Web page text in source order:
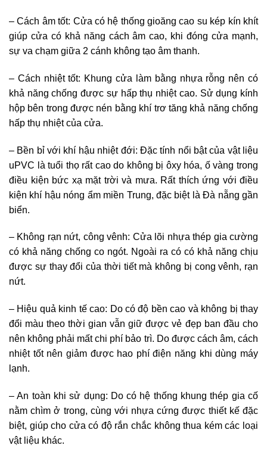
– Cách âm tốt: Cửa có hệ thống gioăng cao su kép kín khít
giúp cửa có khả năng cách âm cao, khi đóng cửa mạnh,
sự va chạm giữa 2 cánh không tạo âm thanh.
– Cách nhiệt tốt: Khung cửa làm bằng nhựa rỗng nên có
khả năng chống được sự hấp thụ nhiệt cao. Sử dụng kính
hộp bên trong được nén bằng khí trơ tăng khả năng chống
hấp thụ nhiệt của cửa.
– Bền bỉ với khí hậu nhiệt đới: Đặc tính nổi bật của vật liệu
uPVC là tuổi thọ rất cao do không bị ôxy hóa, ố vàng trong
điều kiện bức xạ mặt trời và mưa. Rất thích ứng với điều
kiện khí hậu nóng ẩm miền Trung, đặc biệt là Đà nẵng gần
biển.
– Không rạn nứt, công vênh: Cửa lõi nhựa thép gia cường
có khả năng chống co ngót. Ngoài ra có có khả năng chịu
được sự thay đổi của thời tiết mà không bị cong vênh, rạn
nứt.
– Hiệu quả kinh tế cao: Do có độ bền cao và không bị thay
đổi màu theo thời gian vẫn giữ được vẻ đẹp ban đầu cho
nên không phải mất chi phí bảo trì. Do được cách âm, cách
nhiệt tốt nên giảm được hao phí điện năng khi dùng máy
lạnh.
– An toàn khi sử dụng: Do có hệ thống khung thép gia cố
nằm chìm ở trong, cùng với nhựa cứng được thiết kế đặc
biệt, giúp cho cửa có độ rắn chắc không thua kém các loại
vật liệu khác.